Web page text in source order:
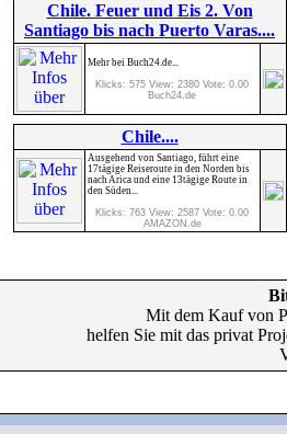
Chile. Feuer und Eis 2. Von
Santiago bis nach Puerto Varas....
Mehr bei Buch24.de...
Klicks: 575 View: 2380 Vote: 0.00
Buch24.de
Chile....
Ausgehend von Santiago, führt eine
17tägige Reiseroute in den Norden bis
nach Arica und eine 13tägige Route in
den Süden...
Klicks: 763 View: 2587 Vote: 0.00
AMAZON.de
Mit dem Kauf von
helfen Sie mit das privat